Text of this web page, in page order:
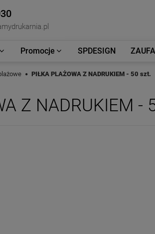
Promocje SPDESIGN
PIŁKA PLAŻOWA Z NADRUKIEM - 50 szt.
Z NADRUKIEM -